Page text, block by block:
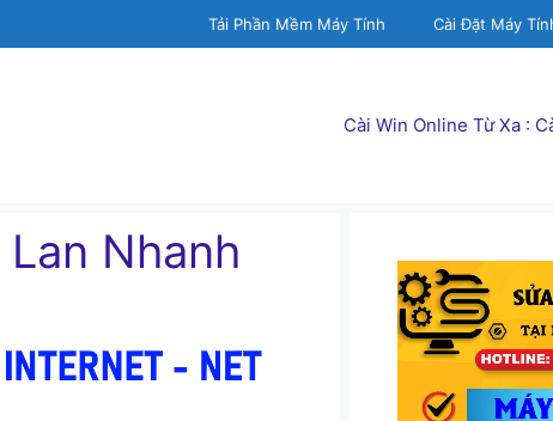
Tải Phần Mềm Máy Tính Cài Đặt Máy
Cài Win Online Từ Xa :
Nhanh